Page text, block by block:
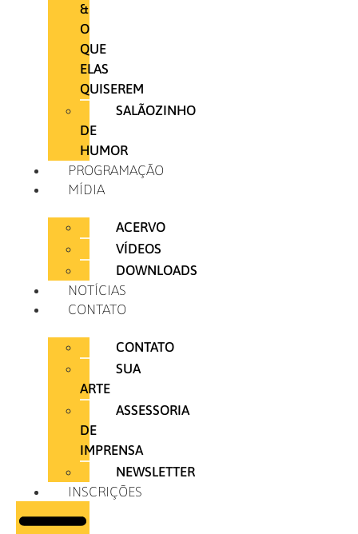
&
O
QUE
ELAS
QUISEREM
SALÃOZINHO
DE
HUMOR
PROGRAMAÇÃO
MÍDIA
ACERVO
VÍDEOS
DOWNLOADS
NOTÍCIAS
CONTATO
CONTATO
SUA
ARTE
ASSESSORIA
DE
IMPRENSA
NEWSLETTER
INSCRIÇÕES